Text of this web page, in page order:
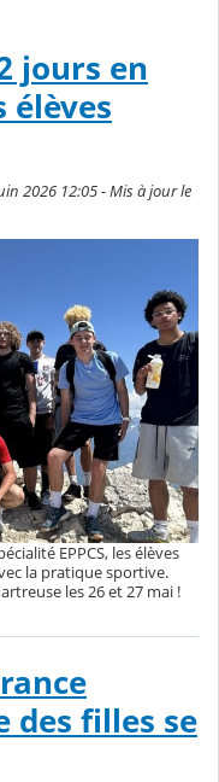
jours en
élèves
2026 12:05 - Mis à jour le
EPPCS, les élèves
la pratique sportive.
les 26 et 27 mai !
des filles se